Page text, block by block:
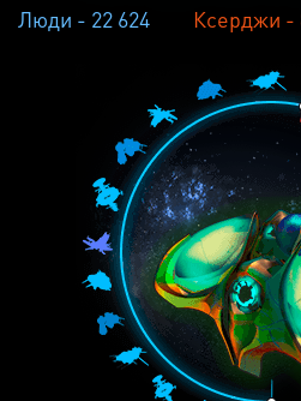
Люди - 22 624 Ксерджи -